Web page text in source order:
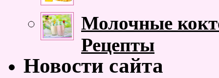
Молочные
Рецепты
Новости сайта